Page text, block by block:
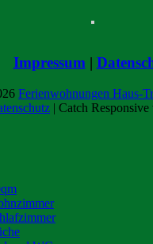
Impressum|
Ferienwohnungen Haus-
| Catch Responsive